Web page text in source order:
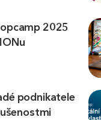
2025
podnikatele